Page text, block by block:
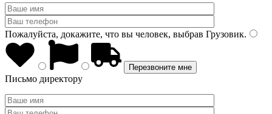
Пожалуйста, докажите, что вы человек, выбрав Грузовик.
Письмо директору